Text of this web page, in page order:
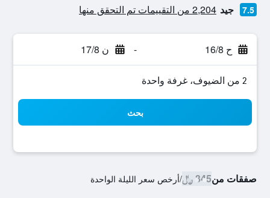
7.5 جيد 2,204 من التقييمات تم التحقق منها
ح 16/8 - ن 17/8
2 من الضيوف، غرفة واحدة
بحث
صفقات من345 ﷼ /أرخص سعر الليلة الواحدة